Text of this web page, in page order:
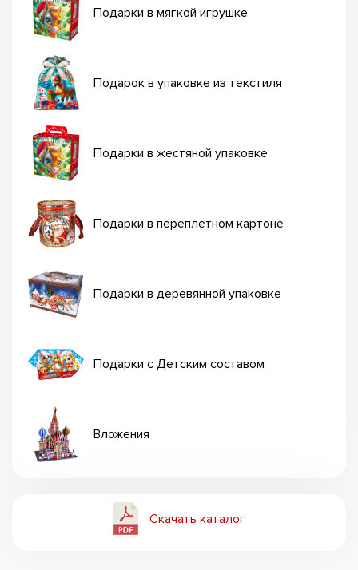
Подарки в мягкой игрушке
Подарок в упаковке из текстиля
Подарки в жестяной упаковке
Подарки в переплетном картоне
Подарки в деревянной упаковке
Подарки с Детским составом
Вложения
Скачать каталог